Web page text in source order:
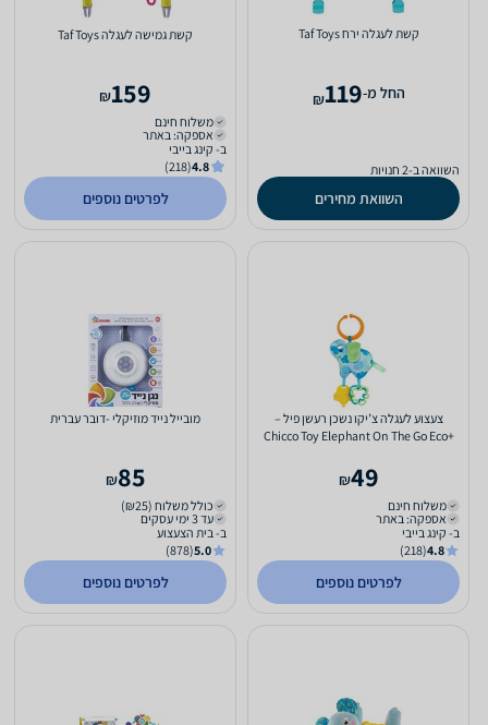
קשת לעגלה ירח Taf Toys
‫החל מ-119
₪
השוואה ב-2 חנויות
השוואת מחירים
קשת גמישה לעגלה Taf Toys
159
₪
משלוח חינם
אספקה: באתר
ב- קינג בייבי
4.8
(218)
לפרטים נוספים
צעצוע לעגלה צ’יקו נשכן רעשן פיל –
+Chicco Toy Elephant On The Go Eco
49
₪
משלוח חינם
אספקה: באתר
ב- קינג בייבי
4.8
(218)
לפרטים נוספים
מובייל נייד מוזיקלי -דובר עברית
85
₪
כולל משלוח (₪25)
עד 3 ימי עסקים
ב- בית הצעצוע
5.0
(878)
לפרטים נוספים